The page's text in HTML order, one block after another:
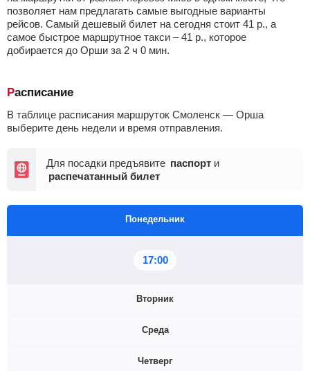
позволяет нам предлагать самые выгодные варианты
рейсов. Самый дешевый билет на сегодня стоит 41 р., а
самое быстрое маршрутное такси –41 р., которое
добирается до Орши за 2 ч 0 мин.
Расписание
В таблице расписания маршруток Смоленск — Орша
выберите день недели и время отправления.
Для посадки предъявите паспорт и
распечатанный билет
Понедельник
17:00
Вторник
Среда
Четверг